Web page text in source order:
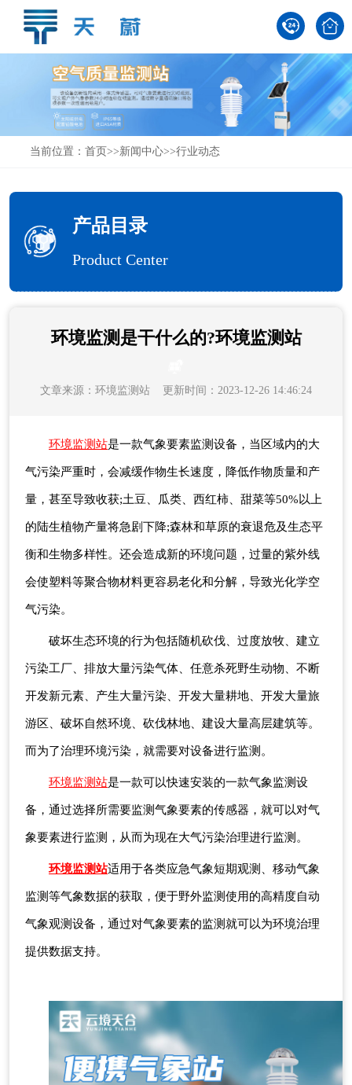
当前位置： 首页 >>新闻中心>>行业动态
产品目录
Product Center
环境监测是干什么的?环境监测站
文章来源： 环境监测站 更新时间：2023-12-26 14:46:24
环境监测站是一款气象要素监测设备，当区域内的大
气污染严重时，会减缓作物生长速度，降低作物质量和产
量，甚至导致收获;土豆、瓜类、西红柿、甜菜等50%以上
的陆生植物产量将急剧下降;森林和草原的衰退危及生态平
衡和生物多样性。还会造成新的环境问题，过量的紫外线
会使塑料等聚合物材料更容易老化和分解，导致光化学空
气污染。
破坏生态环境的行为包括随机砍伐、过度放牧、建立
污染工厂、排放大量污染气体、任意杀死野生动物、不断
开发新元素、产生大量污染、开发大量耕地、开发大量旅
游区、破坏自然环境、砍伐林地、建设大量高层建筑等。
而为了治理环境污染，就需要对设备进行监测。
环境监测站是一款可以快速安装的一款气象监测设
备，通过选择所需要监测气象要素的传感器，就可以对气
象要素进行监测，从而为现在大气污染治理进行监测。
环境监测站适用于各类应急气象短期观测、移动气象
监测等气象数据的获取，便于野外监测使用的高精度自动
气象观测设备，通过对气象要素的监测就可以为环境治理
提供数据支持。